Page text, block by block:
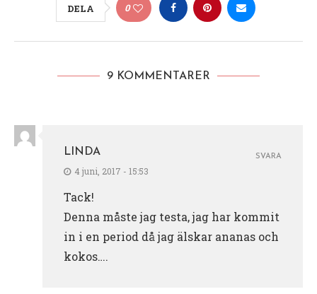
DELA 0
9 KOMMENTARER
LINDA
4 juni, 2017 - 15:53
Tack!
Denna måste jag testa, jag har kommit
in i en period då jag älskar ananas och
kokos….
SVARA